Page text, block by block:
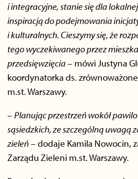
i integracyjne, stanie się dla
inspiracją do podejmowania
i kulturalnych. Cieszymy się, że
tego wyczekiwanego przez
przedsięwzięcia– mówi Justyna
koordynatorka ds.
m.st. Warszawy.
– Planując przestrzeń wokół
sąsiedzkich, ze szczególną uwagą
zieleń– dodaje Kamila Nowocin,
Zarządu Zieleni m.st. Warszawy.